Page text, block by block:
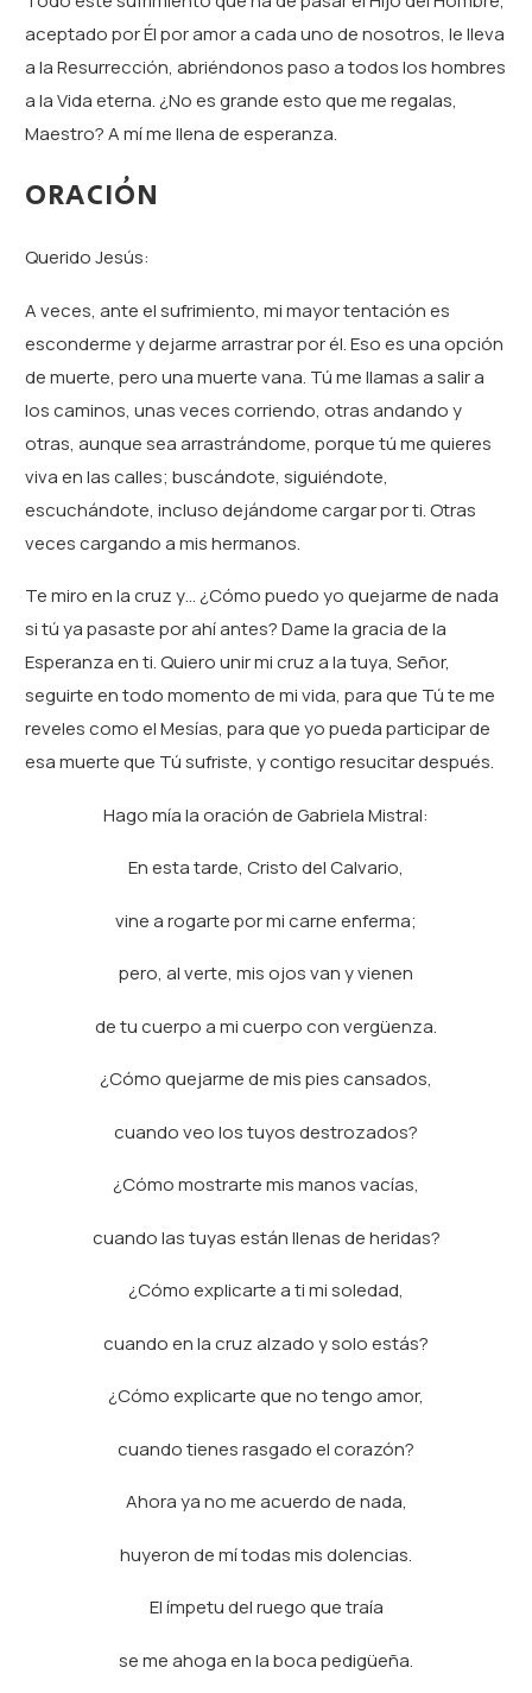
aceptado por Él por amor a cada uno de nosotros, le lleva
a la Resurrección, abriéndonos paso a todos los hombres
a la Vida eterna. ¿No es grande esto que me regalas,
Maestro? A mí me llena de esperanza.
ORACIÓN
Querido Jesús:
A veces, ante el sufrimiento, mi mayor tentación es
esconderme y dejarme arrastrar por él. Eso es una opción
de muerte, pero una muerte vana. Tú me llamas a salir a
los caminos, unas veces corriendo, otras andando y
otras, aunque sea arrastrándome, porque tú me quieres
viva en las calles; buscándote, siguiéndote,
escuchándote, incluso dejándome cargar por ti. Otras
veces cargando a mis hermanos.
Te miro en la cruz y… ¿Cómo puedo yo quejarme de nada
si tú ya pasaste por ahí antes? Dame la gracia de la
Esperanza en ti. Quiero unir mi cruz a la tuya, Señor,
seguirte en todo momento de mi vida, para que Tú te me
reveles como el Mesías, para que yo pueda participar de
esa muerte que Tú sufriste, y contigo resucitar después.
Hago mía la oración de Gabriela Mistral:
En esta tarde, Cristo del Calvario,
vine a rogarte por mi carne enferma;
pero, al verte, mis ojos van y vienen
de tu cuerpo a mi cuerpo con vergüenza.
¿Cómo quejarme de mis pies cansados,
cuando veo los tuyos destrozados?
¿Cómo mostrarte mis manos vacías,
cuando las tuyas están llenas de heridas?
¿Cómo explicarte a ti mi soledad,
cuando en la cruz alzado y solo estás?
¿Cómo explicarte que no tengo amor,
cuando tienes rasgado el corazón?
Ahora ya no me acuerdo de nada,
huyeron de mí todas mis dolencias.
El ímpetu del ruego que traía
se me ahoga en la boca pedigüeña.